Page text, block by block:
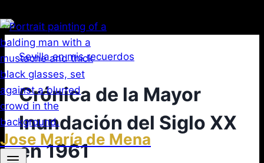
Saltar
al
contenido
Jose María de Mena
Sevilla en mis recuerdos
Crónica de la Mayor
Inundación del Siglo XX
en 1961